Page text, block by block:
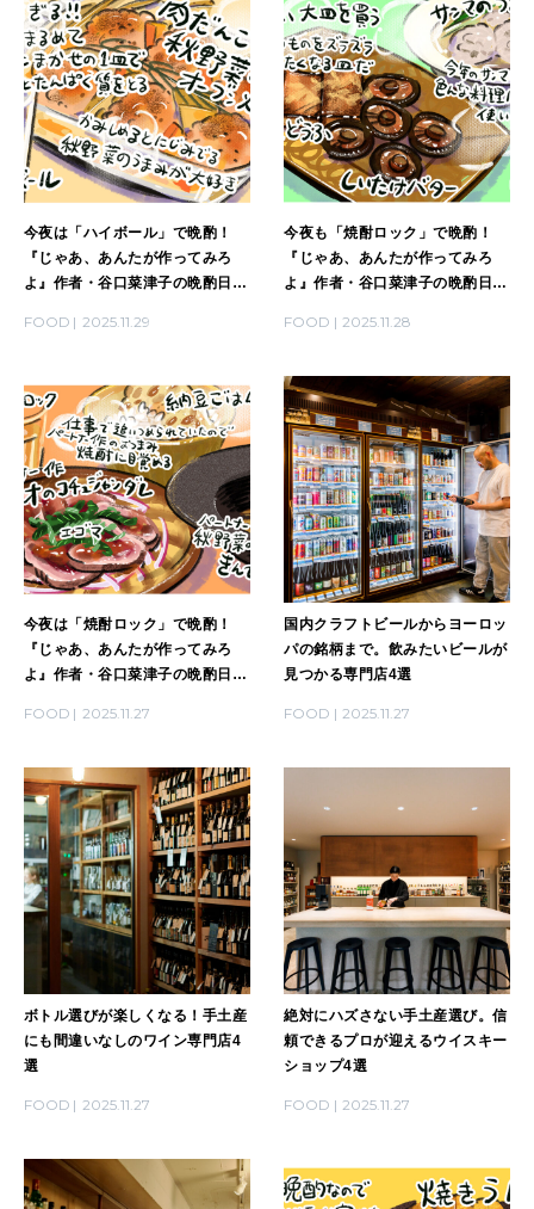
2026年4月号「未来をつくる、学びの教科書。」
2026年3月号「スイーツ予想図 2026」
2026年2月号「良運を掴む 新・開運術。」
2026年1月号「猫がいれば、幸せ」
2025年12月号「お酒の新常識。」
今夜は「ハイボール」で晩酌！
『じゃあ、あんたが作ってみろ
よ』作者・谷口菜津子の晩酌日記
FOOD 2025.11.29
今夜も「焼酎ロック」で晩酌！
『じゃあ、あんたが作ってみろ
よ』作者・谷口菜津子の晩酌日記
FOOD 2025.11.28
今夜は「焼酎ロック」で晩酌！
『じゃあ、あんたが作ってみろ
よ』作者・谷口菜津子の晩酌日記
FOOD 2025.11.27
国内クラフトビールからヨーロッ
パの銘柄まで。飲みたいビールが
見つかる専門店4選
FOOD 2025.11.27
ボトル選びが楽しくなる！手土産
にも間違いなしのワイン専門店4
選
FOOD 2025.11.27
絶対にハズさない手土産選び。信
頼できるプロが迎えるウイスキー
ショップ4選
FOOD 2025.11.27